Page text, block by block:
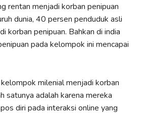
rentan menjadi korban penipuan
dunia, 40 persen penduduk asli
korban penipuan. Bahkan di india
pada kelompok ini mencapai
milenial menjadi korban
satunya adalah karena mereka
diri pada interaksi online yang